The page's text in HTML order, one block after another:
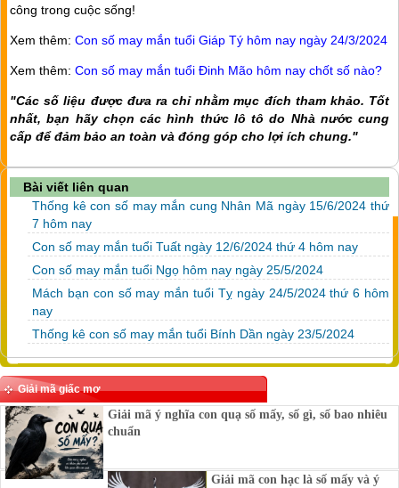
công trong cuộc sống!
Xem thêm: Con số may mắn tuổi Giáp Tý hôm nay ngày 24/3/2024
Xem thêm: Con số may mắn tuổi Đinh Mão hôm nay chốt số nào?
"Các số liệu được đưa ra chỉ nhằm mục đích tham khảo. Tốt
nhất, bạn hãy chọn các hình thức lô tô do Nhà nước cung
cấp để đảm bảo an toàn và đóng góp cho lợi ích chung."
Bài viết liên quan
Thống kê con số may mắn cung Nhân Mã ngày 15/6/2024 thứ
7 hôm nay
Con số may mắn tuổi Tuất ngày 12/6/2024 thứ 4 hôm nay
Con số may mắn tuổi Ngọ hôm nay ngày 25/5/2024
Mách bạn con số may mắn tuổi Tỵ ngày 24/5/2024 thứ 6 hôm
nay
Thống kê con số may mắn tuổi Bính Dần ngày 23/5/2024
Giải mã giấc mơ
Giải mã ý nghĩa con quạ số mấy, số gì, số bao nhiêu
chuẩn
Giải mã con hạc là số mấy và ý